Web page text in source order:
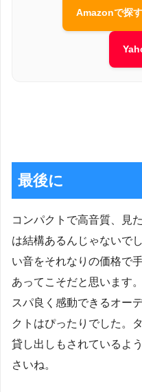
Amazonで探す
最後に
コンパクトで高音質、見
は結構あるんじゃないで
い音をそれなりの価格で
あってこそだと思います
スパ良く感動できるオー
クトはぴったりでした。
貸し出しもされているよ
さいね。